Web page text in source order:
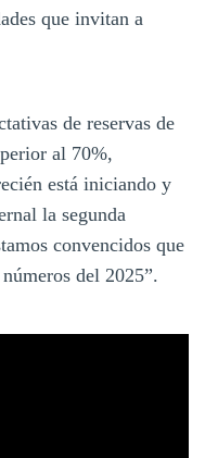
que invitan a
de reservas de
al 70%,
está iniciando y
la segunda
convencidos que
del 2025”.